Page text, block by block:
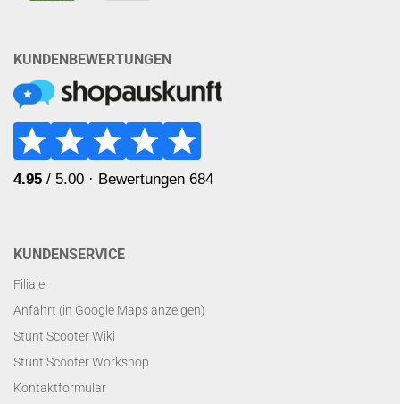
KUNDENBEWERTUNGEN
KUNDENSERVICE
Filiale
Anfahrt (in Google Maps anzeigen)
Stunt Scooter Wiki
Stunt Scooter Workshop
Kontaktformular